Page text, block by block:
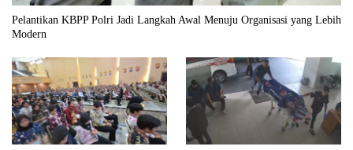
Pelantikan KBPP Polri Jadi Langkah Awal Menuju Organisasi yang Lebih
Modern